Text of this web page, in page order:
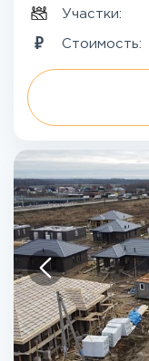
Участки:
Стоимость: